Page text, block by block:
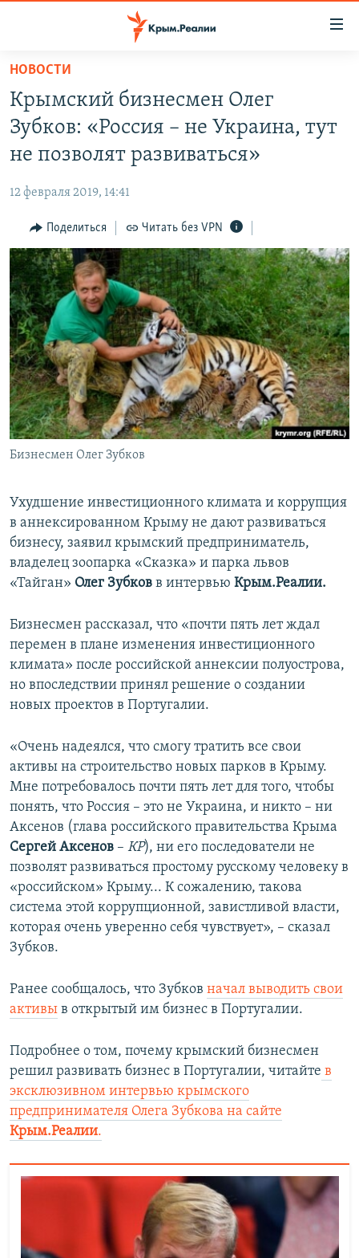
Вернуться
основному
содержанию
Вернутся
главной
навигации
Вернутся
поиску
СПЕЦПРОЕКТЫ
11 ЛЕТ ОККУПАЦИИ КРЫМА. 11 ИСТОРИЙ СОПРОТИВЛЕНИЯ
ВОДА
ЕЩЕ
ИНТЕРАКТИВ
ИНФОГРАФИКА
ТЕЛЕПРОЕКТ КРЫМ.РЕАЛИИ
СОВЕТЫ ПРАВОЗАЩИТНИКОВ
ПРОПАВШИЕ БЕЗ ВЕСТИ
ПОБЕДИТЕЛЕЙ НЕ СУДЯТ?
КРЫМ.НЕПОКОРЕННЫЙ
ELIFBE
УКРАИНСКАЯ ПРОБЛЕМА КРЫМА
РАДІО СВОБОДА
КАК ОБОЙТИ БЛОКИРОВКУ
Українською
Qırımtatar
ПРИСОЕДИНЯЙТЕСЬ!
НОВОСТИ
Крымский бизнесмен Олег
Зубков: «Россия – не Украина, тут
не позволят развиваться»
12 февраля 2019, 14:41
Поделиться Читать без VPN
Бизнесмен Олег Зубков
Ухудшение инвестиционного климата и коррупция
в аннексированном Крыму не дают развиваться
бизнесу, заявил крымский предприниматель,
владелец зоопарка «Сказка» и парка львов
«Тайган» Олег Зубков в интервью Крым.Реалии.
Бизнесмен рассказал, что «почти пять лет ждал
перемен в плане изменения инвестиционного
климата» после российской аннексии полуострова,
но впоследствии принял решение о создании
новых проектов в Португалии.
«Очень надеялся, что смогу тратить все свои
активы на строительство новых парков в Крыму.
Мне потребовалось почти пять лет для того, чтобы
понять, что Россия – это не Украина, и никто – ни
Аксенов (глава российского правительства Крыма
Сергей Аксенов – КР), ни его последователи не
позволят развиваться простому русскому человеку в
«российском» Крыму... К сожалению, такова
система этой коррупционной, завистливой власти,
которая очень уверенно себя чувствует», – сказал
Зубков.
Ранее сообщалось, что Зубков начал выводить свои
активы в открытый им бизнес в Португалии.
Подробнее о том, почему крымский бизнесмен
решил развивать бизнес в Португалии, читайте в
эксклюзивном интервью крымского
предпринимателя Олега Зубкова на сайте
Крым.Реалии.